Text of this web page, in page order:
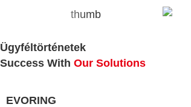
Ügyféltörténetek
Success With Our Solutions
EVORING